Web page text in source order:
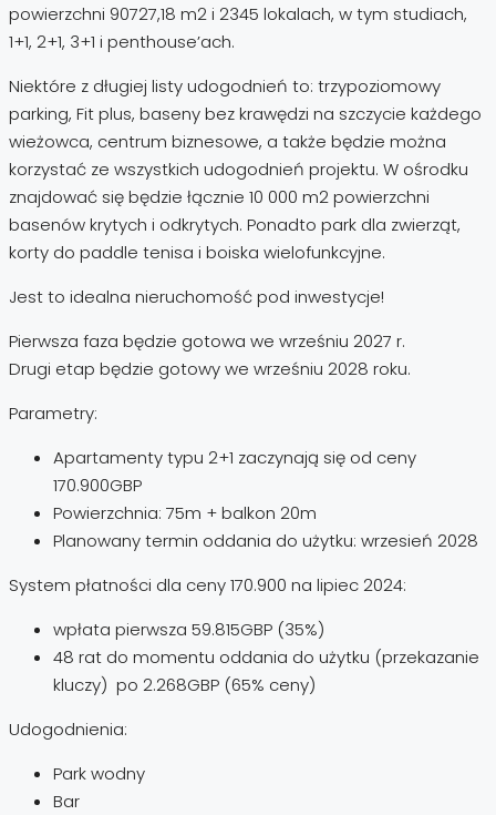
powierzchni 90727,18 m2 i 2345 lokalach, w tym studiach,
1+1, 2+1, 3+1 i penthouse’ach.
Niektóre z długiej listy udogodnień to: trzypoziomowy
parking, Fit plus, baseny bez krawędzi na szczycie każdego
wieżowca, centrum biznesowe, a także będzie można
korzystać ze wszystkich udogodnień projektu. W ośrodku
znajdować się będzie łącznie 10 000 m2 powierzchni
basenów krytych i odkrytych. Ponadto park dla zwierząt,
korty do paddle tenisa i boiska wielofunkcyjne.
Jest to idealna nieruchomość pod inwestycje!
Pierwsza faza będzie gotowa we wrześniu 2027 r.
Drugi etap będzie gotowy we wrześniu 2028 roku.
Parametry:
Apartamenty typu 2+1 zaczynają się od ceny
170.900GBP
Powierzchnia: 75m + balkon 20m
Planowany termin oddania do użytku: wrzesień 2028
System płatności dla ceny 170.900 na lipiec 2024:
wpłata pierwsza 59.815GBP (35%)
48 rat do momentu oddania do użytku (przekazanie
kluczy) po 2.268GBP (65% ceny)
Udogodnienia:
Park wodny
Bar